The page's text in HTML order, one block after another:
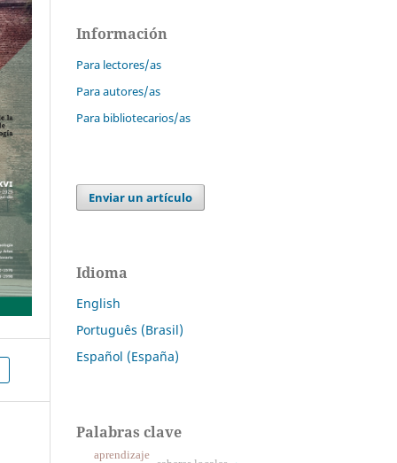
Información
Para lectores/as
Para autores/as
Para bibliotecarios/as
Enviar un artículo
Idioma
English
Português (Brasil)
Español (España)
Palabras clave
aprendizaje